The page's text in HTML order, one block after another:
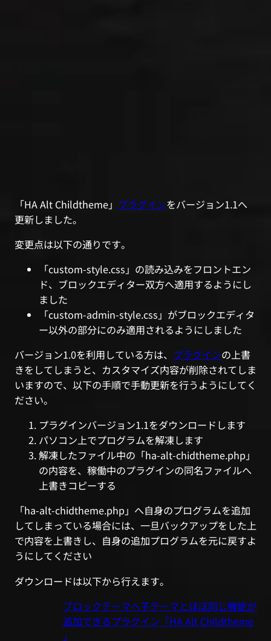
「HA Alt Childtheme」 プラグインをバージョン1.1へ
更新しました。
変更点は以下の通りです。
「custom-style.css」の読み込みをフロントエン
ド、ブロックエディター双方へ適用するようにし
ました
「custom-admin-style.css」がブロックエディタ
ー以外の部分にのみ適用されるようにしました
バージョン1.0を利用している方は、 プラグインの上書
きをしてしまうと、カスタマイズ内容が削除されてしま
いますので、以下の手順で手動更新を行うようにしてく
ださい。
プラグインバージョン1.1をダウンロードします
パソコン上でプログラムを解凍します
解凍したファイル中の「ha-alt-chidtheme.php」
の内容を、稼働中のプラグインの同名ファイルへ
上書きコピーする
「ha-alt-chidtheme.php」へ自身のプログラムを追加
してしまっている場合には、一旦バックアップをした上
で内容を上書きし、自身の追加プログラムを元に戻すよ
うにしてください
ダウンロードは以下から行えます。
ブロックテーマへ子テーマとほぼ同じ機能が
追加できるプラグイン「HA Alt Childtheme
」